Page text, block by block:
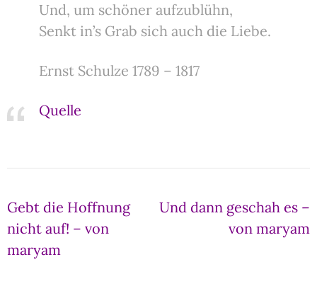
Und, um schöner aufzublühn,
Senkt in’s Grab sich auch die Liebe.
Ernst Schulze 1789 – 1817
Quelle
Beitragsnavigation
Gebt die Hoffnung
nicht auf! – von
maryam
Und dann geschah es –
von maryam